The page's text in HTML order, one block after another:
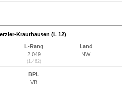
Krauthausen (L 12)
L-Rang
2.049
(1.462)
Land
NW
BPL
VB